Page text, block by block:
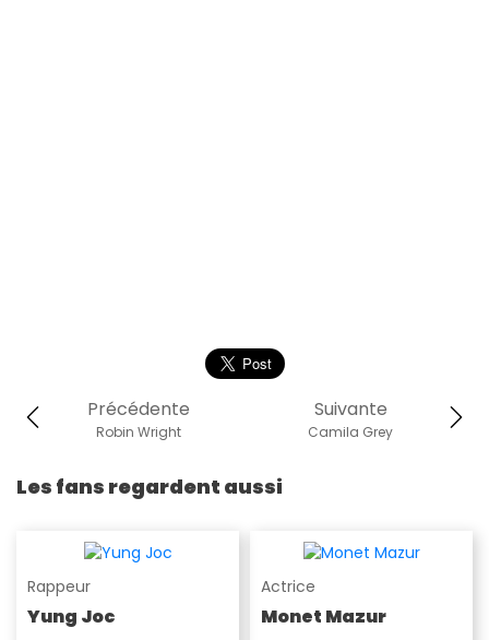
Suivante
Camila Grey
Précédente
Robin Wright
Les fans regardent aussi
Rappeur
Yung Joc
Actrice
Monet Mazur